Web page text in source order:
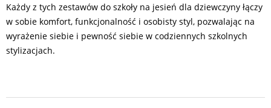
Każdy z tych zestawów do szkoły na jesień dla dziewczyny łączy
w sobie komfort, funkcjonalność i osobisty styl, pozwalając na
wyrażenie siebie i pewność siebie w codziennych szkolnych
stylizacjach.